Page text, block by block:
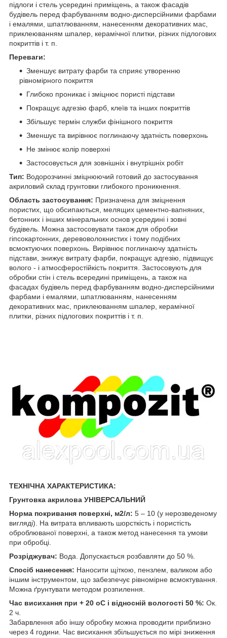
підлоги і стель усередині приміщень, а також фасадів
будівель перед фарбуванням водно-дисперсійними фарбами
і емалями, шпатлюванням, нанесенням декоративних мас,
приклеюванням шпалер, керамічної плитки, різних підлогових
покриттів і т. п.
Переваги:
Зменшує витрату фарби та сприяє утворенню
рівномірного покриття
Глибоко проникає і зміцнює пористі підстави
Покращує адгезію фарб, клеїв та інших покриттів
Збільшує термін служби фінішного покриття
Зменшує та вирівнює поглинаючу здатність поверхонь
Не змінює колір поверхні
Застосовується для зовнішніх і внутрішніх робіт
Тип: Водорозчинні зміцнюючий готовий до застосування
акриловий склад грунтовки глибокого проникнення.
Область застосування: Призначена для зміцнення
пористих, що обсипаються, мелящих цементно-вапняних,
бетонних і інших мінеральних основ усередині і зовні
будівель. Можна застосовувати також для обробки
гіпсокартонних, деревоволокнистих і тому подібних
всмоктуючих поверхонь. Вирівнює поглинаючу здатність
підстави, знижує витрату фарби, покращує адгезію, підвищує
волого - і атмосферостійкість покриття. Застосовують для
обробки стін і стель всередині приміщень, а також на
фасадах будівель перед фарбуванням водно-дисперсійними
фарбами і емалями, шпатлюванням, нанесенням
декоративних мас, приклеюванням шпалер, керамічної
плитки, різних підлогових покриттів і т. п.
ТЕХНІЧНА ХАРАКТЕРИСТИКА:
Грунтовка акрилова УНІВЕРСАЛЬНИЙ
Норма покривання поверхні, м2/л: 5 – 10 (у нерозведеному
вигляді). На витрата впливають шорсткість і пористість
оброблюваної поверхні, а також метод нанесення та умови
при обробці.
Розріджувач: Вода. Допускається розбавляти до 50 %.
Спосіб нанесення: Наносити щіткою, пензлем, валиком або
іншим інструментом, що забезпечує рівномірне всмоктування.
Можна ґрунтувати методом розпилення.
Час висихання при + 20 оС і відносній вологості 50 %: Ок.
2 ч.
Забарвлення або іншу обробку можна проводити приблизно
через 4 години. Час висихання збільшується по мірі зниження